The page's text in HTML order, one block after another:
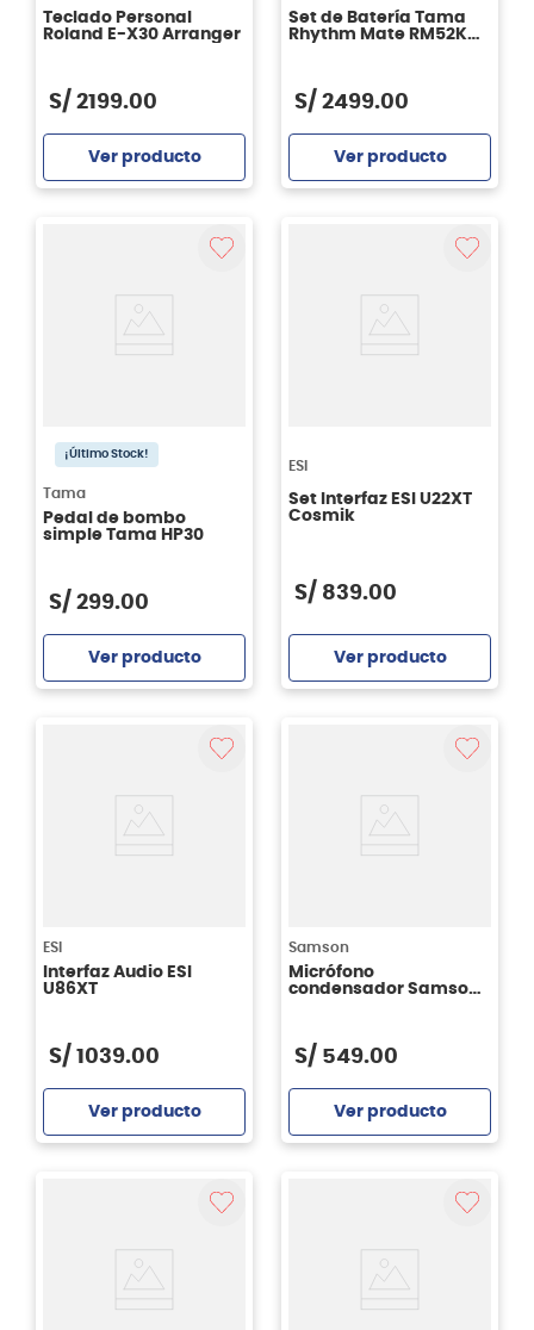
Teclado Personal
Roland E-X30 Arranger
S/ 2199.00
Ver producto
Set de Batería Tama
Rhythm Mate RM52KH4
S/ 2499.00
Ver producto
¡Último Stock!
Tama
Pedal de bombo
simple Tama HP30
S/ 299.00
Ver producto
ESI
Set Interfaz ESI U22XT
Cosmik
S/ 839.00
Ver producto
ESI
Interfaz Audio ESI
U86XT
S/ 1039.00
Ver producto
Samson
Micrófono
condensador Samson
S/ 549.00
Ver producto